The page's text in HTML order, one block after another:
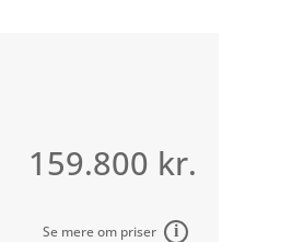
159.800 kr.